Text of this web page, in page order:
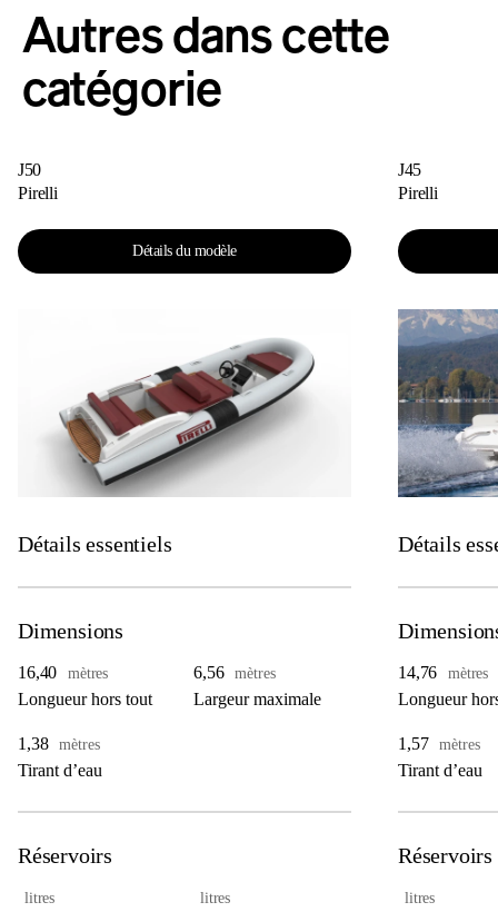
Autres dans cette
catégorie
J50
Pirelli
Détails du modèle
Détails essentiels
Dimensions
16,40 mètres
Longueur hors tout
6,56 mètres
Largeur maximale
1,38 mètres
Tirant d’eau
Réservoirs
litres litres
J45
Pirelli
Détails
14,76 mètres
Longueur
1,57 mètres
Tirant d’eau
Réservoirs
litres